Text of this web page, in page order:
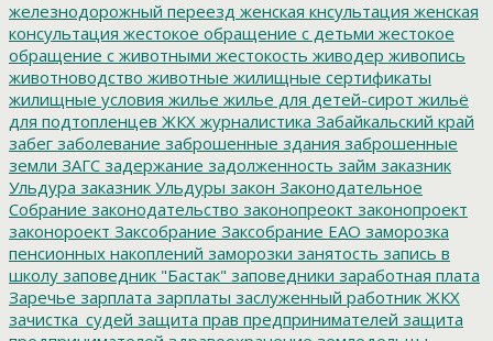
железнодорожный переезд женская кнсультация женская
консультация жестокое обращение с детьми жестокое
обращение с животными жестокость живодер живопись
животноводство животные жилищные сертификаты
жилищные условия жилье жилье для детей-сирот жильё
для подтопленцев ЖКХ журналистика Забайкальский край
забег заболевание заброшенные здания заброшенные
земли ЗАГС задержание задолженность займ заказник
Ульдура заказник Ульдуры закон Законодательное
Собрание законодательство законопреокт законопроект
законороект Заксобрание Заксобрание ЕАО заморозка
пенсионных накоплений заморозки занятость запись в
школу заповедник "Бастак" заповедники заработная плата
Заречье зарплата зарплаты заслуженный работник ЖКХ
зачистка_судей защита прав предпринимателей защита